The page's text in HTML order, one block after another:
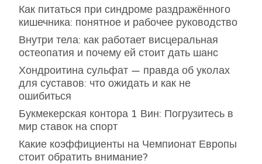
Как питаться при синдроме раздражённого
кишечника: понятное и рабочее руководство
Внутри тела: как работает висцеральная
остеопатия и почему ей стоит дать шанс
Хондроитина сульфат — правда об уколах
для суставов: что ожидать и как не
ошибиться
Букмекерская контора 1 Вин: Погрузитесь в
мир ставок на спорт
Какие коэффициенты на Чемпионат Европы
стоит обратить внимание?